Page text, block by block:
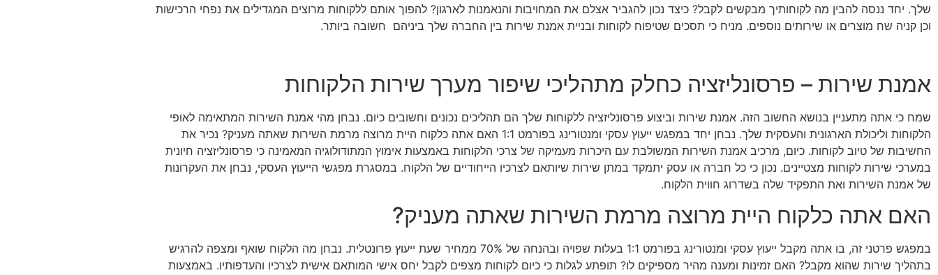
שלך. יחד ננסה להבין מה לקוחותיך מבקשים לקבל? כיצד נכון להגביר אצלם את המחויבות והנאמנות לארגון? להפוך אותם ללקוחות מרוצים המגדילים את נפחי הרכישות
וכן קניה שח מוצרים או שירותים נוספים. מניח כי תסכים שטיפוח לקוחות ובניית אמנת שירות בין החברה שלך ביניהם חשובה ביותר.
אמנת שירות – פרסונליזציה כחלק מתהליכי שיפור מערך שירות הלקוחות
שמח כי אתה מתעניין בנושא החשוב הזה. אמנת שירות וביצוע פרסונליזציה ללקוחות שלך הם תהליכים נכונים וחשובים כיום. נבחן מהי אמנת השירות המתאימה לאופי
הלקוחות וליכולת הארגונית והעסקית שלך. נבחן יחד במפגש ייעוץ עסקי ומנטורינג בפורמט 1:1 האם אתה כלקוח היית מרוצה מרמת השירות שאתה מעניק? נכיר את
החשיבות של טיוב לקוחות. כיום, מרכיב אמנת השירות המשולבת עם היכרות מעמיקה של צרכי הלקוחות באמצעות אימוץ המתודולוגיה המאמינה כי פרסונליזציה חיונית
במערכי שירות לקוחות מצטיינים. נכון כי כל חברה או עסק יתמקד במתן שירות שיותאם לצרכיו הייחודיים של הלקוח. במסגרת מפגשי הייעוץ העסקי, נבחן את העקרונות
של אמנת השירות ואת התפקיד שלה בשדרוג חווית הלקוח.
האם אתה כלקוח היית מרוצה מרמת השירות שאתה מעניק?
במפגש פרטני זה, בו אתה מקבל ייעוץ עסקי ומנטורינג בפורמט 1:1 בעלות שפויה ובהנחה של 70% ממחיר שעת ייעוץ פרונטלית. נבחן מה הלקוח שואף ומצפה להרגיש
בתהליך שירות שהוא מקבל? האם זמינות ומענה מהיר מספיקים לו? תופתע לגלות כי כיום לקוחות מצפים לקבל יחס אישי המותאם אישית לצרכיו והעדפותיו. באמצעות